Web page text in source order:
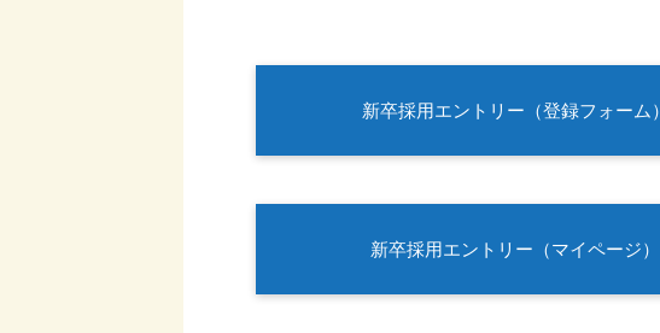
新卒採用エントリー（登録フォーム）
新卒採用エントリー（マイページ）